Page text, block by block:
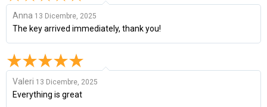
Anna 13 Dicembre, 2025
The key arrived immediately, thank you!
Valeri 13 Dicembre, 2025
Everything is great